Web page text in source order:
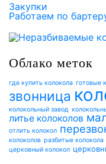
Закупки
Работаем по
Облако меток
где купить колокола готовые
звонница
колокольный завод
литье колоколов
отлить колокол
колоколов разбитые колокола
церковный колокол